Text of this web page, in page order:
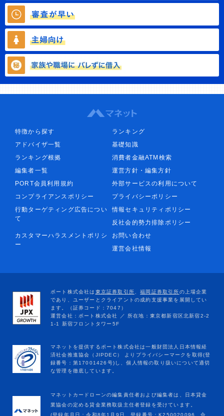
特徴から探す
ランキング
アドバイザ一覧
基礎知識
ランキング根拠
消費者金融ATM検索
編集者一覧
運営方針・編集方針
PORT会員利用規約
外部サービスの利用について
コンプライアンスポリシー
プライバシーポリシー
行動ターゲティング広告につい
て
情報セキュリティポリシー
反社会的勢力排除ポリシー
カスタマーハラスメントポリシ
ー
お問い合わせ
運営会社情報
マネットカードローンの編集責任者および編集者は、日本貸金
業協会の定める貸金業務取扱主任者登録を受けています。
(登録年月日：令和8年1月9日、登録番号：K250020096、合